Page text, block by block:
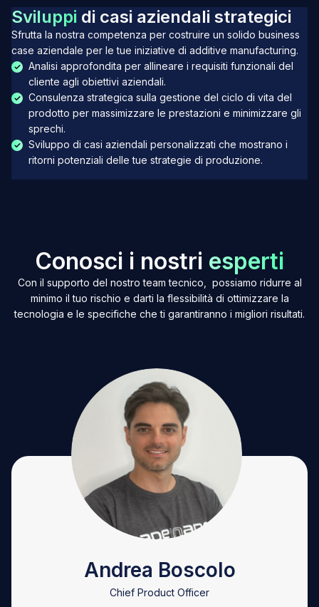
Sviluppi di casi aziendali strategici
Sfrutta la nostra competenza per costruire un solido business
case aziendale per le tue iniziative di additive manufacturing.
Analisi approfondita per allineare i requisiti funzionali del
cliente agli obiettivi aziendali.
Consulenza strategica sulla gestione del ciclo di vita del
prodotto per massimizzare le prestazioni e minimizzare gli
sprechi.
Sviluppo di casi aziendali personalizzati che mostrano i
ritorni potenziali delle tue strategie di produzione.
Conosci i nostri esperti
Con il supporto del nostro team tecnico, possiamo ridurre al
minimo il tuo rischio e darti la flessibilità di ottimizzare la
tecnologia e le specifiche che ti garantiranno i migliori risultati.
Andrea Boscolo
Chief Product Officer